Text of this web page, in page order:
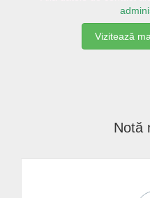
Vizitează
Notă